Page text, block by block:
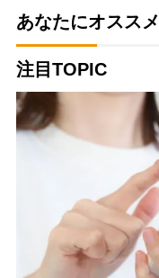
あなたにオススメ
注目TOPIC